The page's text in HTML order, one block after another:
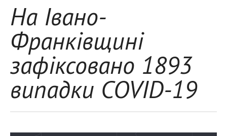
На Івано-
Франківщині
зафіксовано 1893
випадки COVID-19